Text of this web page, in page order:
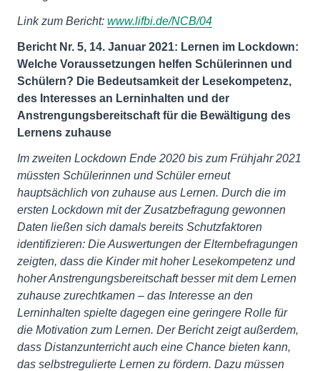
Link zum Bericht: www.lifbi.de/NCB/04
Bericht Nr. 5, 14. Januar 2021: Lernen im Lockdown:
Welche Voraussetzungen helfen Schülerinnen und
Schülern? Die Bedeutsamkeit der Lesekompetenz,
des Interesses an Lerninhalten und der
Anstrengungsbereitschaft für die Bewältigung des
Lernens zuhause
Im zweiten Lockdown Ende 2020 bis zum Frühjahr 2021
müssten Schülerinnen und Schüler erneut
hauptsächlich von zuhause aus Lernen. Durch die im
ersten Lockdown mit der Zusatzbefragung gewonnen
Daten ließen sich damals bereits Schutzfaktoren
identifizieren: Die Auswertungen der Elternbefragungen
zeigten, dass die Kinder mit hoher Lesekompetenz und
hoher Anstrengungsbereitschaft besser mit dem Lernen
zuhause zurechtkamen – das Interesse an den
Lerninhalten spielte dagegen eine geringere Rolle für
die Motivation zum Lernen. Der Bericht zeigt außerdem,
dass Distanzunterricht auch eine Chance bieten kann,
das selbstregulierte Lernen zu fördern. Dazu müssen